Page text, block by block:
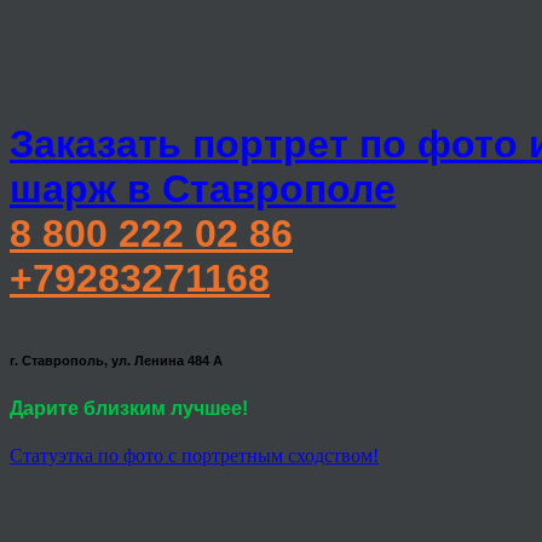
Заказать портрет по фото
шарж в Ставрополе
8 800 222 02 86
+79283271168
г. Ставрополь, ул. Ленина 484 А
Дарите близким лучшее!
Статуэтка по фото с портретным сходством!